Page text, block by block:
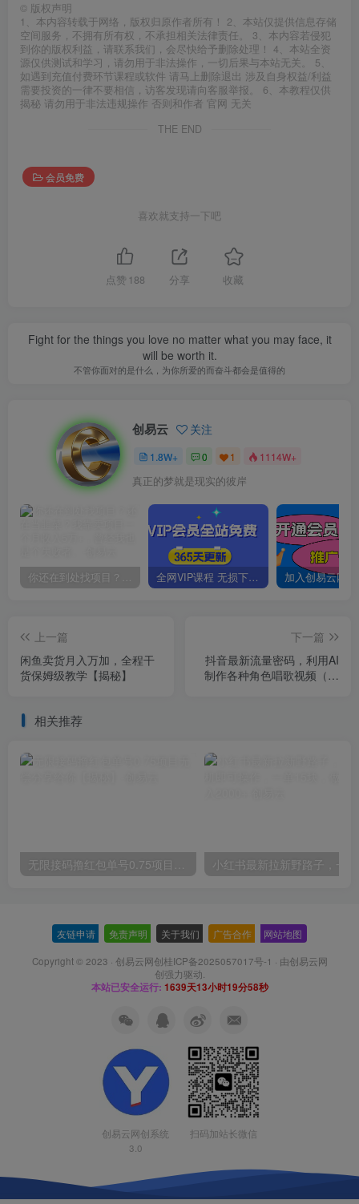
© 版权声明
1、本内容转载于网络，版权归原作者所有！ 2、本站仅提供信息存储
空间服务，不拥有所有权，不承担相关法律责任。 3、本内容若侵犯
到你的版权利益，请联系我们，会尽快给予删除处理！ 4、本站全资
源仅供测试和学习，请勿用于非法操作，一切后果与本站无关。 5、
如遇到充值付费环节课程或软件 请马上删除退出 涉及自身权益/利益
需要投资的一律不要相信，访客发现请向客服举报。 6、本教程仅供
揭秘 请勿用于非法违规操作 否则和作者 官网 无关
THE END
会员免费
喜欢就支持一下吧
点赞 188 分享 收藏
Fight for the things you love no matter what you may face, it
will be worth it.
不管你面对的是什么，为你所爱的而奋斗都会是值得的
创易云 关注
1.8W+ 0 1 1114W+
真正的梦就是现实的彼岸
你还在到处找项目？还在当韭菜？我靠卖项目一个月收入5万+，曾经我也是个失败者。 全网VIP课程 无损下载~
上一篇
闲鱼卖货月入万加，全程干
货保姆级教学【揭秘】
下一篇
抖音最新流量密码，利用AI
制作各种角色唱歌视频（包
相关推荐
无限接码撸红包单号0.75项目无偿分享给你【揭秘】
友链申请 免责声明 关于我们 广告合作 网站地图
Copyright © 2023 · 创易云网创桂ICP备2025057017号-1 · 由创易云网
创强力驱动.
本站已安全运行: 1639天13小时19分59秒
创易云网创系统
3.0
扫码加站长微信